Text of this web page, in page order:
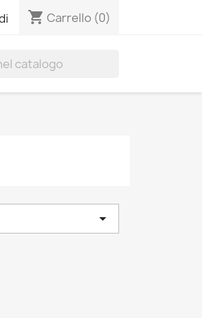
shopping_cart Carrello (0)
